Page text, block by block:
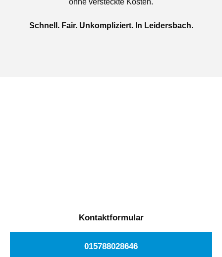
ohne versteckte Kosten.
Schnell. Fair. Unkompliziert. In Leidersbach.
Kontaktformular
015788028646